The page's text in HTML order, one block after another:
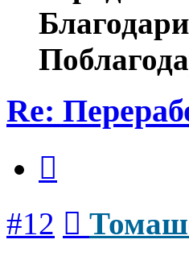
Re:
#12